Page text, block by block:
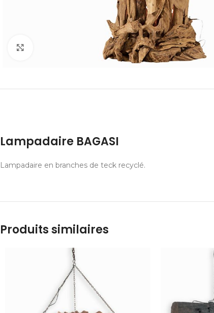
Cliquer pour agrandir
Lampadaire BAGASI
Lampadaire en branches de teck recyclé.
Produits similaires